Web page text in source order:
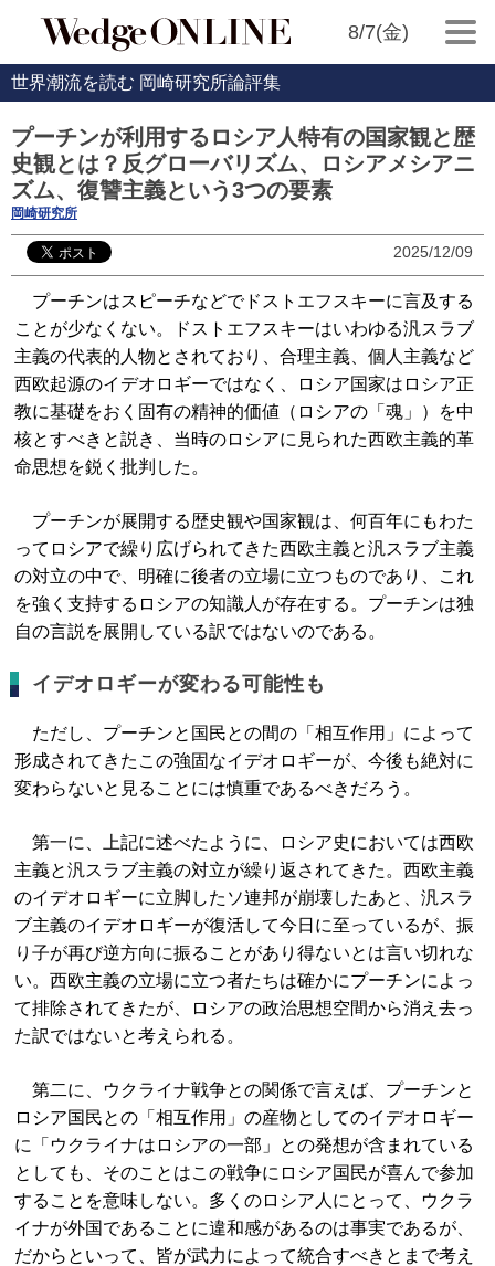
8/7(金)
世界潮流を読む 岡崎研究所論評集
プーチンが利用するロシア人特有の国家観と歴
史観とは？反グローバリズム、ロシアメシアニ
ズム、復讐主義という3つの要素
岡崎研究所
2025/12/09
プーチンはスピーチなどでドストエフスキーに言及する
ことが少なくない。ドストエフスキーはいわゆる汎スラブ
主義の代表的人物とされており、合理主義、個人主義など
西欧起源のイデオロギーではなく、ロシア国家はロシア正
教に基礎をおく固有の精神的価値（ロシアの「魂」）を中
核とすべきと説き、当時のロシアに見られた西欧主義的革
命思想を鋭く批判した。
プーチンが展開する歴史観や国家観は、何百年にもわた
ってロシアで繰り広げられてきた西欧主義と汎スラブ主義
の対立の中で、明確に後者の立場に立つものであり、これ
を強く支持するロシアの知識人が存在する。プーチンは独
自の言説を展開している訳ではないのである。
イデオロギーが変わる可能性も
ただし、プーチンと国民との間の「相互作用」によって
形成されてきたこの強固なイデオロギーが、今後も絶対に
変わらないと見ることには慎重であるべきだろう。
第一に、上記に述べたように、ロシア史においては西欧
主義と汎スラブ主義の対立が繰り返されてきた。西欧主義
のイデオロギーに立脚したソ連邦が崩壊したあと、汎スラ
ブ主義のイデオロギーが復活して今日に至っているが、振
り子が再び逆方向に振ることがあり得ないとは言い切れな
い。西欧主義の立場に立つ者たちは確かにプーチンによっ
て排除されてきたが、ロシアの政治思想空間から消え去っ
た訳ではないと考えられる。
第二に、ウクライナ戦争との関係で言えば、プーチンと
ロシア国民との「相互作用」の産物としてのイデオロギー
に「ウクライナはロシアの一部」との発想が含まれている
としても、そのことはこの戦争にロシア国民が喜んで参加
することを意味しない。多くのロシア人にとって、ウクラ
イナが外国であることに違和感があるのは事実であるが、
だからといって、皆が武力によって統合すべきとまで考え